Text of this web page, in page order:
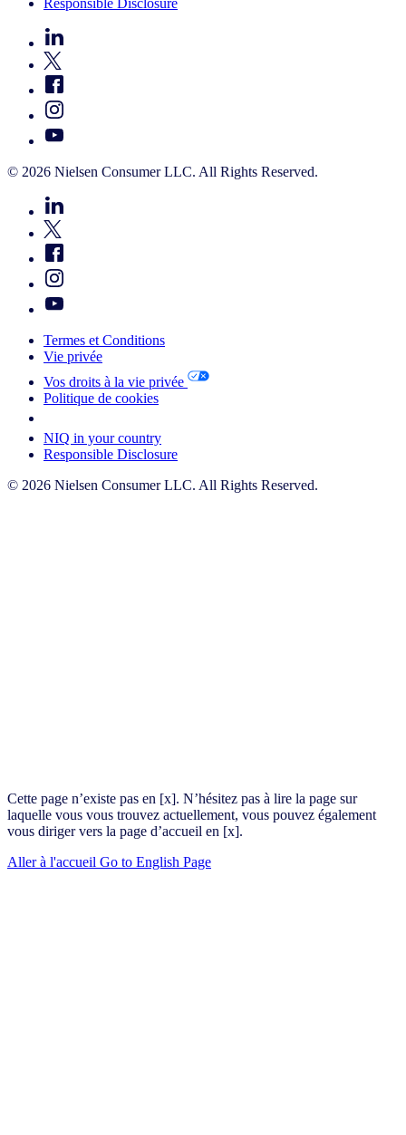
Responsible Disclosure
© 2026 Nielsen Consumer LLC. All Rights Reserved.
Termes et Conditions
Vie privée
Vos droits à la vie privée
Politique de cookies
NIQ in your country
Responsible Disclosure
© 2026 Nielsen Consumer LLC. All Rights Reserved.
Cette page n’existe pas en [x]. N’hésitez pas à lire la page sur
laquelle vous vous trouvez actuellement, vous pouvez également
vous diriger vers la page d’accueil en [x].
Aller à l'accueil Go to English Page